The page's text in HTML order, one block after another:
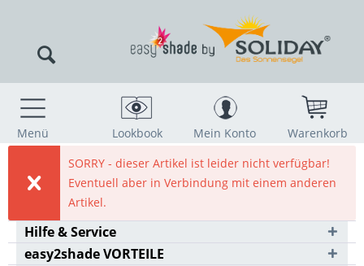
Menü Lookbook Mein Konto
Warenkorb
SORRY - dieser Artikel ist leider nicht verfügbar!
Eventuell aber in Verbindung mit einem anderen
Artikel.
Hilfe & Service
easy2shade VORTEILE